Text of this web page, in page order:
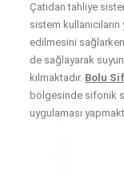
Çatıdan tahliye
sistem
edilmesini
de sağlayarak
kılmaktadır. Bolu
bölgesinde sifonik
uygulaması